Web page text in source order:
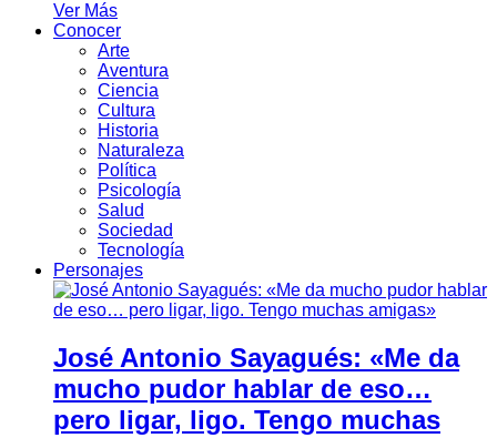
Ver Más
Conocer
Arte
Aventura
Ciencia
Cultura
Historia
Naturaleza
Política
Psicología
Salud
Sociedad
Tecnología
Personajes
José Antonio Sayagués: «Me da
mucho pudor hablar de eso…
pero ligar, ligo. Tengo muchas